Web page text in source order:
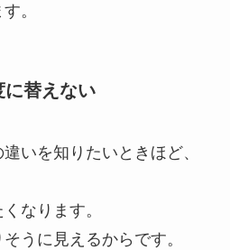
。
に替えない
いを知りたいときほど、
なります。
うに見えるからです。